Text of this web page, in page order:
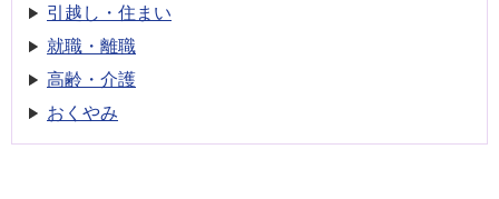
引越し・住まい
就職・離職
高齢・介護
おくやみ